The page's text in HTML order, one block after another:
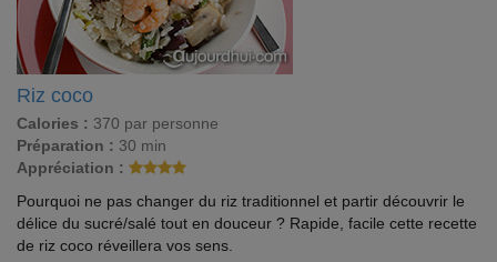
Riz coco
Calories : 370 par personne
Préparation : 30 min
Appréciation :
Pourquoi ne pas changer du riz traditionnel et partir découvrir le
délice du sucré/salé tout en douceur ? Rapide, facile cette recette
de riz coco réveillera vos sens.